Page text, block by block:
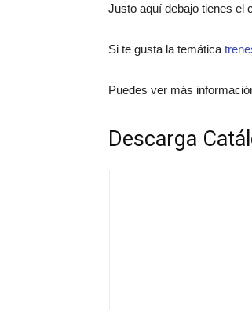
Justo aquí debajo tienes el
Si te gusta la temática
Puedes ver más
Descarga